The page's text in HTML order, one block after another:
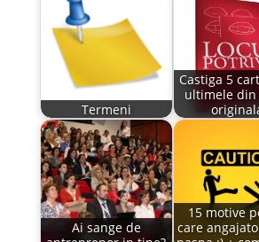
Termeni
Castiga 5
ultimele
Ai sange de
15 motive
care